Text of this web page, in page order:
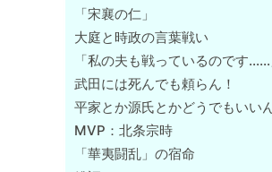
「宋襄の仁」
大庭と時政の言葉戦い
「私の夫も戦っているのです……
武田には死んでも頼らん！
平家とか源氏とかどうでもいい
MVP：北条宗時
「華夷闘乱」の宿命